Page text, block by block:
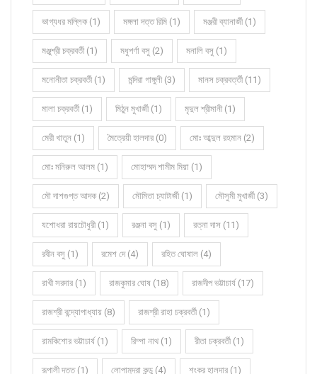
ভাগ্যধর মল্লিক (1) মঙ্গলা দত্ত রিমি (1) মঞ্জরী ব্যানার্জী (1)
মঞ্জুশ্রী চক্রবর্তী (1) মধুপর্ণা বসু (2) মনালি বসু (1)
মনোনীতা চক্রবর্তী (1) মন্দিরা গাঙ্গুলী (3) মানস চক্রবর্ত্তী (11)
মালা চক্রবর্তী (1) মিঠুন মুখার্জী (1) মৃদুল শ্রীমানী (1)
মেরী খাতুন (1) মৈত্রেয়ী হালদার (0) মোঃ আব্দুল রহমান (2)
মোঃ মনিরুল আলম (1) মোহাম্মদ শামীম মিয়া (1)
মৌ দাশগুপ্ত আদক (2) মৌমিতা চ্যাটার্জী (1) মৌসুমী মুখার্জী (3)
যশোধরা রায়চৌধুরী (1) রঞ্জনা বসু (1) রত্না দাস (11)
রবীন বসু (1) রমেশ দে (4) রহিত ঘোষাল (4)
রাখী সরদার (1) রাজকুমার ঘোষ (18) রাজদীপ ভট্টাচার্য (17)
রাজশ্রী বন্দ্যোপাধ্যায় (8) রাজশ্রী রাহা চক্রবর্তী (1)
রামকিশোর ভট্টাচার্য (1) রিম্পা নাথ (1) রীতা চক্রবর্তী (1)
রূপালী দত্ত (1) লোপামুদ্রা কুন্ডু (4) শংকর হালদার (1)